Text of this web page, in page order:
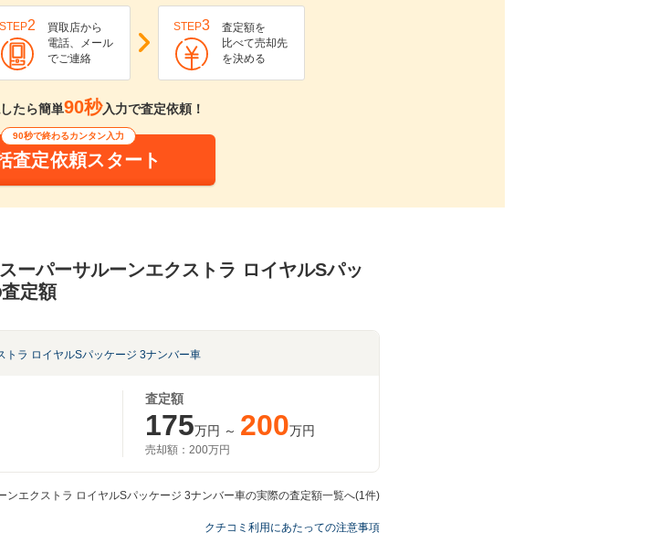
STEP2
買取店から
電話、メール
でご連絡
STEP3
査定額を
比べて売却先
を決める
たら簡単90秒入力で査定依頼！
90秒で終わるカンタン入力
査定依頼スタート
ーパーサルーンエクストラ ロイヤルSパッ
定額
トラ ロイヤルSパッケージ 3ナンバー車
査定額
175万円 ～ 200万円
売却額： 200万円
ンエクストラ ロイヤルSパッケージ 3ナンバー車の実際の査定額一覧へ(1件)
クチコミ利用にあたっての注意事項